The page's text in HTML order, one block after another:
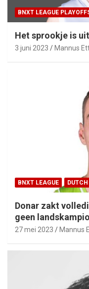
BNXT LEAGUE
Het sprookje is
3 juni 2023 Mannus
BNXT LEAGUE
Donar zakt
geen
27 mei 2023 Mannus